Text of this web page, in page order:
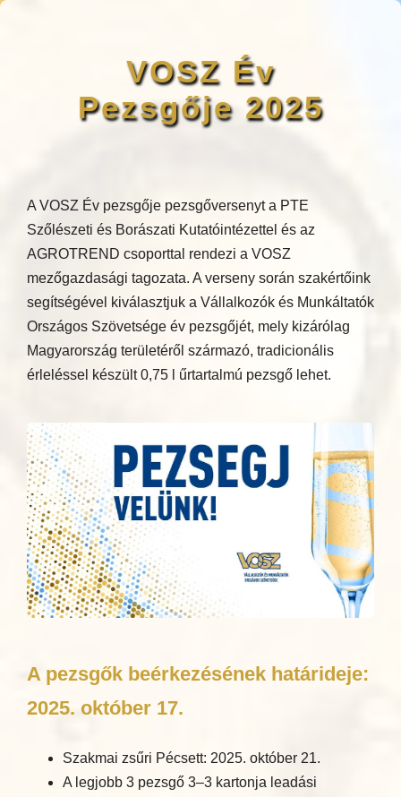
VOSZ Év
Pezsgője 2025
A VOSZ Év pezsgője pezsgőversenyt a PTE
Szőlészeti és Borászati Kutatóintézettel és az
AGROTREND csoporttal rendezi a VOSZ
mezőgazdasági tagozata. A verseny során szakértőink
segítségével kiválasztjuk a Vállalkozók és Munkáltatók
Országos Szövetsége év pezsgőjét, mely kizárólag
Magyarország területéről származó, tradicionális
érleléssel készült 0,75 l űrtartalmú pezsgő lehet.
A pezsgők beérkezésének határideje:
2025. október 17.
Szakmai zsűri Pécsett: 2025. október 21.
A legjobb 3 pezsgő 3–3 kartonja leadási